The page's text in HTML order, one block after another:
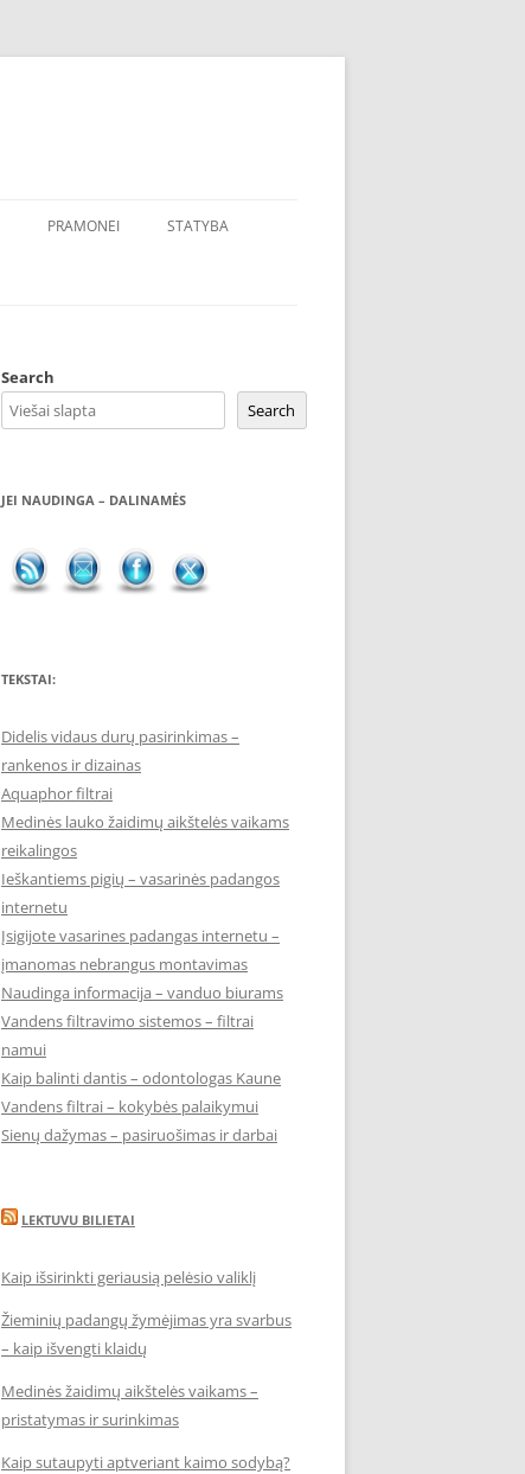
PRAMONEI STATYBA
Search
Search
JEI NAUDINGA – DALINAMĖS
TEKSTAI:
Didelis vidaus durų pasirinkimas –
rankenos ir dizainas
Aquaphor filtrai
Medinės lauko žaidimų aikštelės vaikams
reikalingos
Ieškantiems pigių – vasarinės padangos
internetu
Įsigijote vasarines padangas internetu –
įmanomas nebrangus montavimas
Naudinga informacija – vanduo biurams
Vandens filtravimo sistemos – filtrai
namui
Kaip balinti dantis – odontologas Kaune
Vandens filtrai – kokybės palaikymui
Sienų dažymas – pasiruošimas ir darbai
LEKTUVU BILIETAI
Kaip išsirinkti geriausią pelėsio valiklį
Žieminių padangų žymėjimas yra svarbus
– kaip išvengti klaidų
Medinės žaidimų aikštelės vaikams –
pristatymas ir surinkimas
Kaip sutaupyti aptveriant kaimo sodybą?